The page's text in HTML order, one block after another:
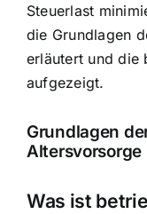
Steuerlast
die Grundlagen
erläutert und die
aufgezeigt.
Grundlagen
Altersvorsorge
Was ist